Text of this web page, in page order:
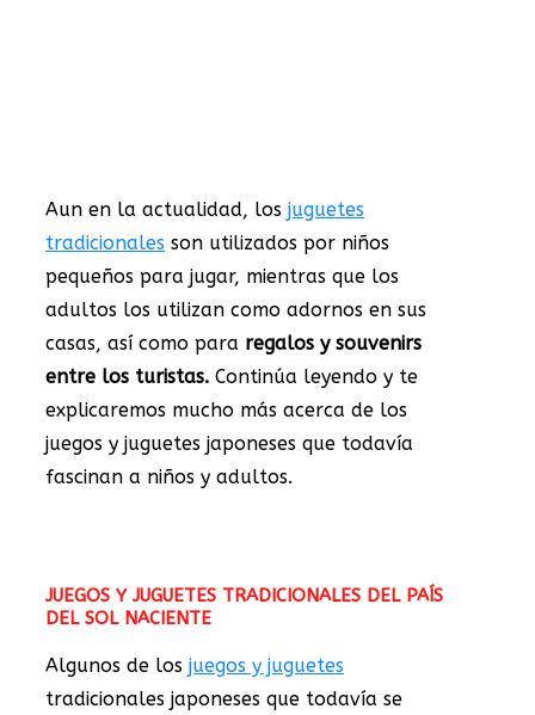
Aun en la actualidad, los juguetes
tradicionales son utilizados por niños
pequeños para jugar, mientras que los
adultos los utilizan como adornos en sus
casas, así como para regalos y souvenirs
entre los turistas. Continúa leyendo y te
explicaremos mucho más acerca de los
juegos y juguetes japoneses que todavía
fascinan a niños y adultos.
JUEGOS Y JUGUETES TRADICIONALES DEL PAÍS
DEL SOL NACIENTE
Algunos de los juegos y juguetes
tradicionales japoneses que todavía se